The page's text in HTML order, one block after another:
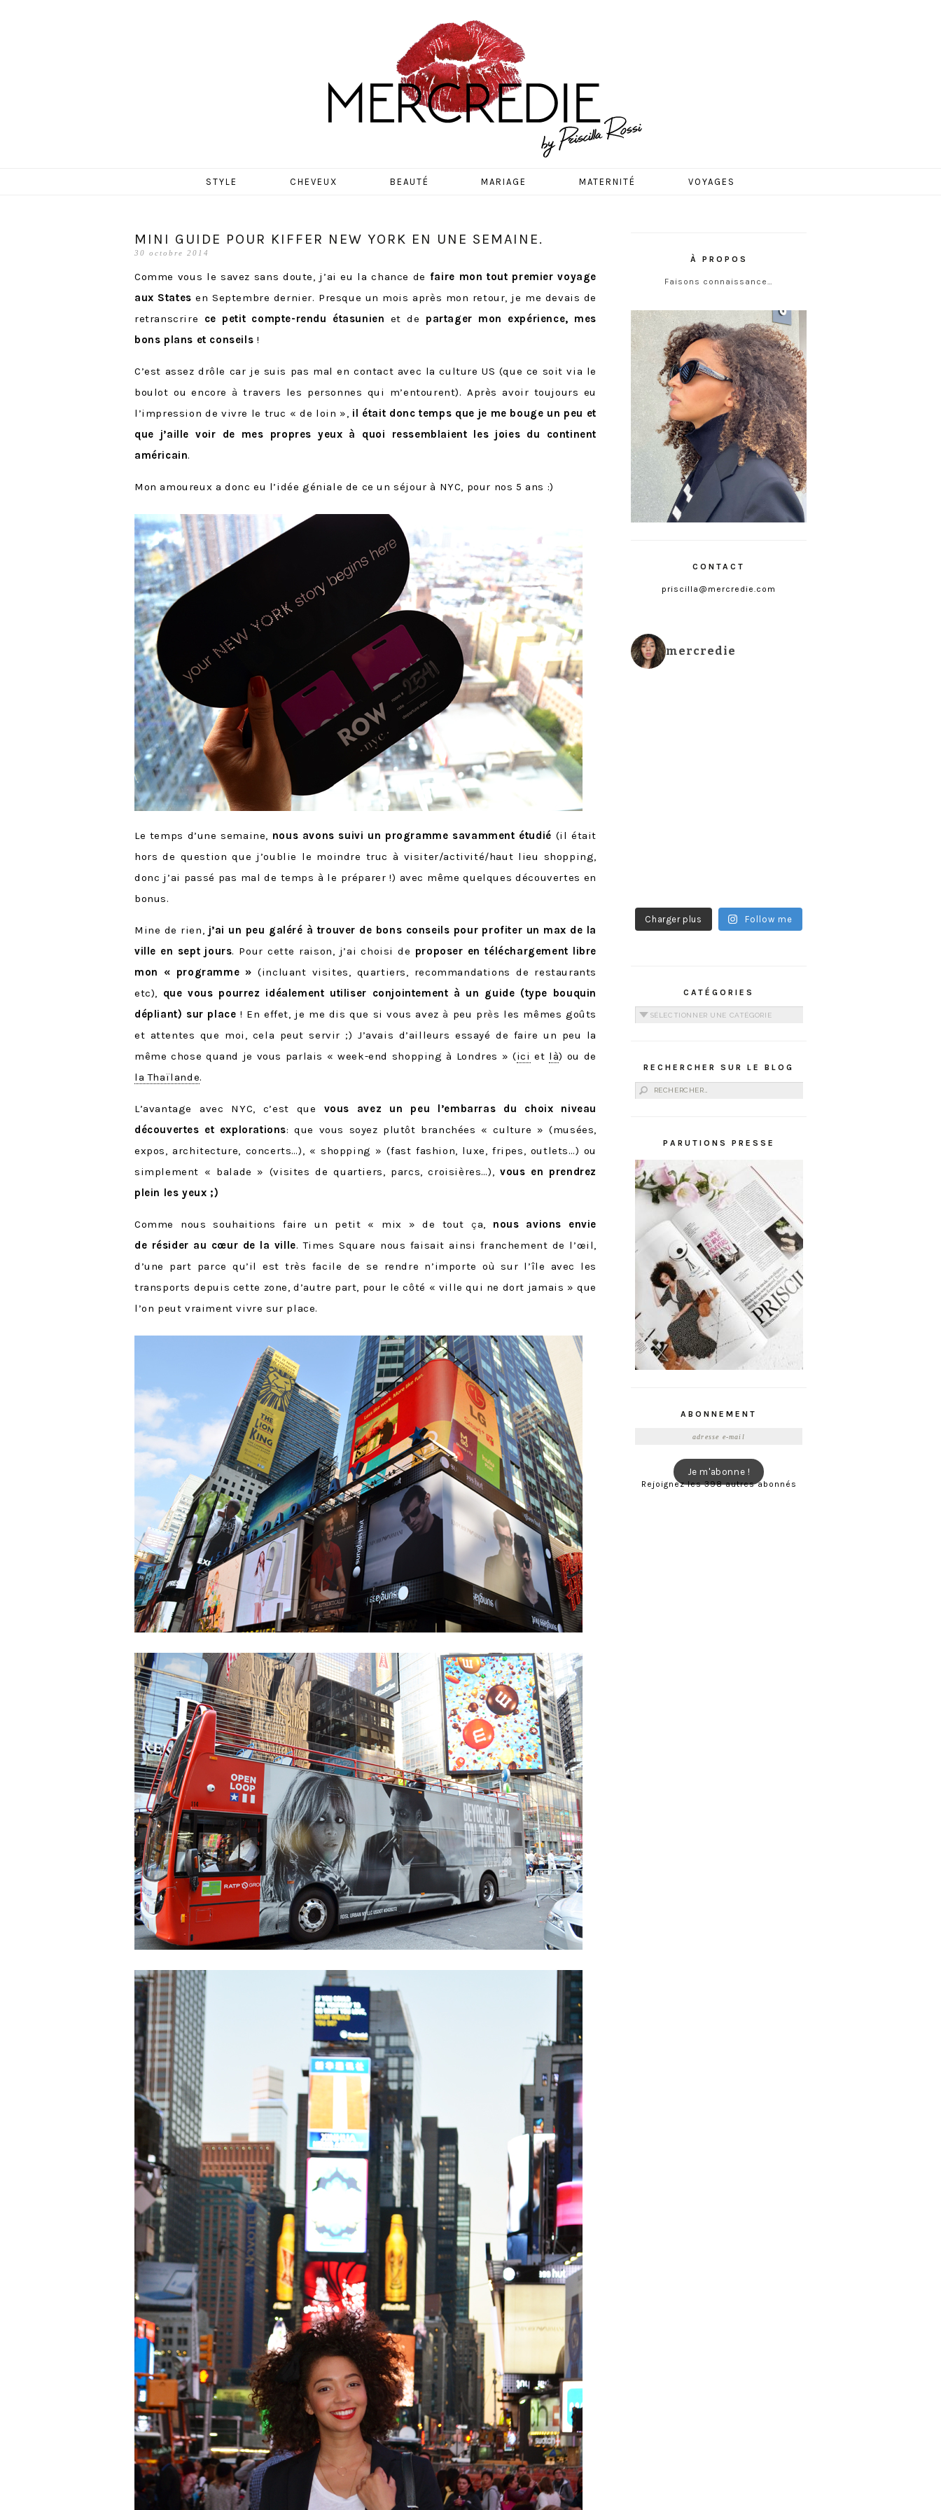
MERCREDIE
STYLE CHEVEUX BEAUTÉ MARIAGE MATERNITÉ VOYAGES
MINI GUIDE POUR KIFFER NEW YORK EN UNE SEMAINE.
30 octobre 2014
Comme vous le savez sans doute, j’ai eu la chance de faire mon tout premier voyage
aux States en Septembre dernier. Presque un mois après mon retour, je me devais de
retranscrire ce petit compte-rendu étasunien et de partager mon expérience, mes
bons plans et conseils !
C’est assez drôle car je suis pas mal en contact avec la culture US (que ce soit via le
boulot ou encoreà travers les personnes qui m’entourent). Après avoir toujours eu
l’impression de vivre le truc « de loin », il était donc temps que je me bouge un peu et
que j’aille voir de mes propres yeux à quoi ressemblaient les joies du continent
américain.
Mon amoureux a donc eu l’idée géniale de ce un séjour à NYC, pour nos 5 ans :)
Le temps d’une semaine, nous avons suivi un programme savamment étudié (il était
hors de question que j’oublie le moindre truc à visiter/activité/haut lieu shopping,
donc j’ai passé pas mal de temps à le préparer !) avec même quelques découvertes en
bonus.
Mine de rien, j’ai un peu galéré à trouver de bons conseils pour profiter un max de la
ville en sept jours. Pour cette raison, j’ai choisi de proposer en téléchargement libre
mon « programme »(incluant visites, quartiers, recommandations de restaurants
etc), que vous pourrez idéalement utiliser conjointement à un guide (type bouquin
dépliant) sur place ! En effet, je me dis que si vous avezà peu près les mêmes goûts
et attentes que moi, cela peut servir ;) J’avais d’ailleurs essayé de faire un peu la
même chose quand je vous parlais « week-end shopping à Londres » (ici et là) ou de
la Thaïlande.
L’avantage avec NYC, c’est que vous avez un peu l’embarras du choix niveau
découvertes et explorations: que vous soyez plutôt branchées « culture » (musées,
expos, architecture, concerts…), « shopping » (fast fashion, luxe, fripes, outlets…) ou
simplement « balade » (visites de quartiers, parcs, croisières…),vous en prendrez
plein les yeux ;)
Comme nous souhaitions faire un petit « mix » de toutça, nous avions envie
de résider au cœur de la ville. Times Square nous faisait ainsi franchement de l’œil,
d’une part parce qu’il est très facile de se rendre n’importe où sur l’île avec les
transports depuis cette zone, d’autre part, pour le côté « ville qui ne dort jamais » que
l’on peut vraiment vivre sur place.
À PROPOS
Faisons connaissance…
CONTACT
priscilla@mercredie.com
mercredie
Charger plus Follow me
CATÉGORIES
Catégories
RECHERCHER SUR LE BLOG
Rechercher :
PARUTIONS PRESSE
ABONNEMENT
Je m'abonne !
Rejoignez les 398 autres abonnés